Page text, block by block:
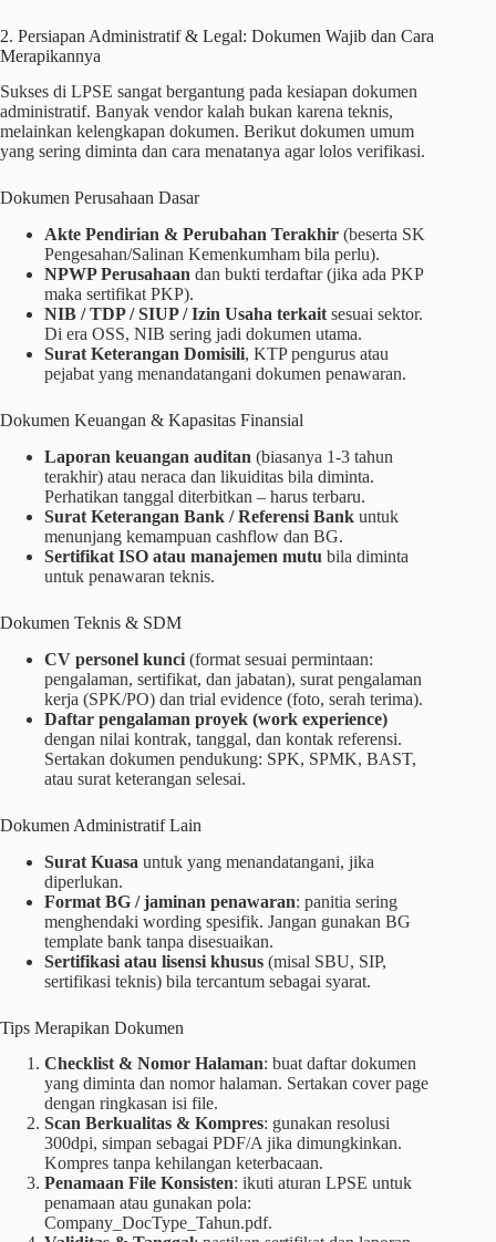
2. Persiapan Administratif & Legal: Dokumen Wajib dan Cara
Merapikannya
Sukses di LPSE sangat bergantung pada kesiapan dokumen
administratif. Banyak vendor kalah bukan karena teknis,
melainkan kelengkapan dokumen. Berikut dokumen umum
yang sering diminta dan cara menatanya agar lolos verifikasi.
Dokumen Perusahaan Dasar
Akte Pendirian & Perubahan Terakhir (beserta SK
Pengesahan/Salinan Kemenkumham bila perlu).
NPWP Perusahaan dan bukti terdaftar (jika ada PKP
maka sertifikat PKP).
NIB / TDP / SIUP / Izin Usaha terkait sesuai sektor.
Di era OSS, NIB sering jadi dokumen utama.
Surat Keterangan Domisili, KTP pengurus atau
pejabat yang menandatangani dokumen penawaran.
Dokumen Keuangan & Kapasitas Finansial
Laporan keuangan auditan (biasanya 1-3 tahun
terakhir) atau neraca dan likuiditas bila diminta.
Perhatikan tanggal diterbitkan – harus terbaru.
Surat Keterangan Bank / Referensi Bank untuk
menunjang kemampuan cashflow dan BG.
Sertifikat ISO atau manajemen mutu bila diminta
untuk penawaran teknis.
Dokumen Teknis & SDM
CV personel kunci (format sesuai permintaan:
pengalaman, sertifikat, dan jabatan), surat pengalaman
kerja (SPK/PO) dan trial evidence (foto, serah terima).
Daftar pengalaman proyek (work experience)
dengan nilai kontrak, tanggal, dan kontak referensi.
Sertakan dokumen pendukung: SPK, SPMK, BAST,
atau surat keterangan selesai.
Dokumen Administratif Lain
Surat Kuasa untuk yang menandatangani, jika
diperlukan.
Format BG / jaminan penawaran: panitia sering
menghendaki wording spesifik. Jangan gunakan BG
template bank tanpa disesuaikan.
Sertifikasi atau lisensi khusus (misal SBU, SIP,
sertifikasi teknis) bila tercantum sebagai syarat.
Tips Merapikan Dokumen
Checklist & Nomor Halaman: buat daftar dokumen
yang diminta dan nomor halaman. Sertakan cover page
dengan ringkasan isi file.
Scan Berkualitas & Kompres: gunakan resolusi
300dpi, simpan sebagai PDF/A jika dimungkinkan.
Kompres tanpa kehilangan keterbacaan.
Penamaan File Konsisten: ikuti aturan LPSE untuk
penamaan atau gunakan pola:
Company_DocType_Tahun.pdf.